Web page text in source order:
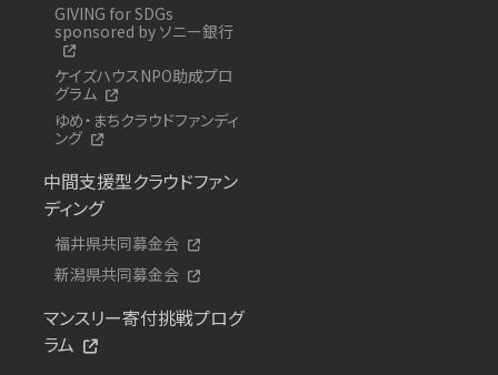
GIVING for SDGs
sponsored by ソニー銀行
ケイズハウスNPO助成プロ
グラム
ゆめ・まちクラウドファンディ
ング
中間支援型クラウドファン
ディング
福井県共同募金会
新潟県共同募金会
マンスリー寄付挑戦プログ
ラム